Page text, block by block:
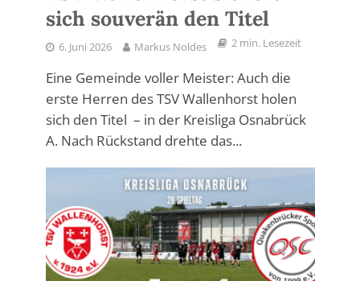
sich souverän den Titel
6. Juni 2026 Markus Noldes 2 min. Lesezeit
Eine Gemeinde voller Meister: Auch die
erste Herren des TSV Wallenhorst holen
sich den Titel – in der Kreisliga Osnabrück
A. Nach Rückstand drehte das...